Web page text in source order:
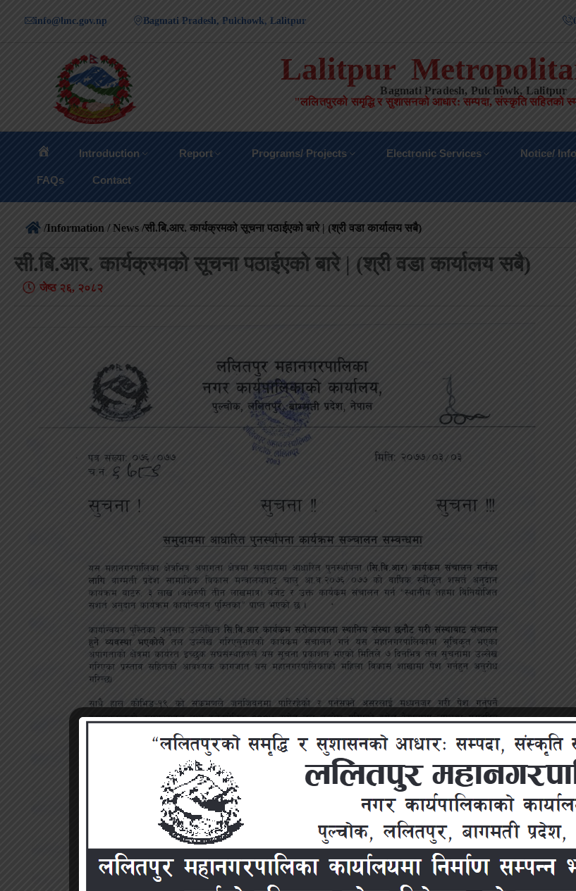
info@lmc.gov.np Bagmati Pradesh, Pulchowk, Lalitpur
Lalitpur
Bagmati Pradesh, Pulchowk, Lalitpur
"ललितपुरको समृद्धि र सुशासनको आधार: सम्पदा,संस्कृति सहितको
Introduction Report Programs/ Projects Electronic Services Notice/
FAQs Contact
/Information / News /सी.बि.आर. कार्यक्रमको सूचना पठाईएको बारे | (श्री वडा कार्यालय सबै)
सी.बि.आर. कार्यक्रमको सूचना पठाईएको बारे | (श्री वडा कार्यालय सबै)
जेष्ठ २६, २०८२